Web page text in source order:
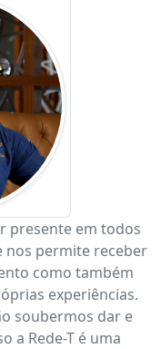
presente em todos
nos permite receber
como também
experiências.
soubermos dar e
a Rede-T é uma